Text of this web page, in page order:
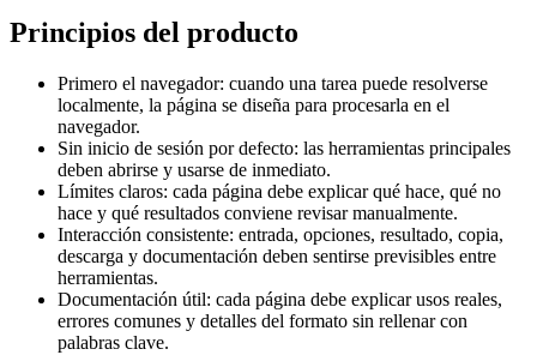
Principios del producto
Primero el navegador: cuando una tarea puede resolverse
localmente, la página se diseña para procesarla en el
navegador.
Sin inicio de sesión por defecto: las herramientas principales
deben abrirse y usarse de inmediato.
Límites claros: cada página debe explicar qué hace, qué no
hace y qué resultados conviene revisar manualmente.
Interacción consistente: entrada, opciones, resultado, copia,
descarga y documentación deben sentirse previsibles entre
herramientas.
Documentación útil: cada página debe explicar usos reales,
errores comunes y detalles del formato sin rellenar con
palabras clave.